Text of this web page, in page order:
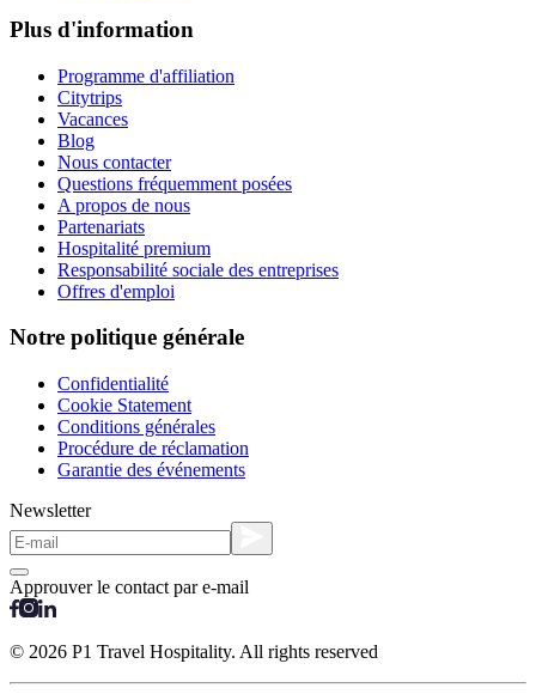
Plus d'information
Programme d'affiliation
Citytrips
Vacances
Blog
Nous contacter
Questions fréquemment posées
A propos de nous
Partenariats
Hospitalité premium
Responsabilité sociale des entreprises
Offres d'emploi
Notre politique générale
Confidentialité
Cookie Statement
Conditions générales
Procédure de réclamation
Garantie des événements
Newsletter
Approuver le contact par e-mail
© 2026 P1 Travel Hospitality. All rights reserved